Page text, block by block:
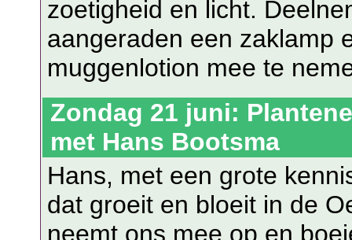
zoetigheid en licht.
aangeraden een zaklamp
muggenlotion mee te
Zondag 21 juni:
met Hans Bootsma
Hans, met een grote
dat groeit en bloeit in de
neemt ons mee op en